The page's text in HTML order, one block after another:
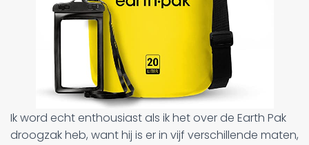
Ik word echt enthousiast als ik het over de Earth Pak
droogzak heb, want hij is er in vijf verschillende maten,